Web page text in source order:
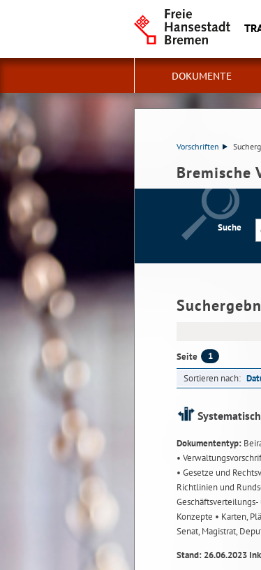
DOKUMENTE
Vorschriften
Bremische
Suche
Seite 1
Sortieren nach:
Dokumententyp:
•
• Gesetze und
Richtlinien und
Konzepte • Karten,
Senat, Magistrat,
Stand: 26.06.2023